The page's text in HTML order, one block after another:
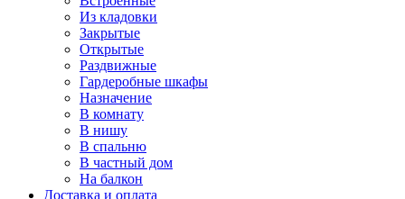
Из кладовки
Закрытые
Открытые
Раздвижные
Гардеробные шкафы
Назначение
В комнату
В нишу
В спальню
В частный дом
На балкон
Доставка и оплата